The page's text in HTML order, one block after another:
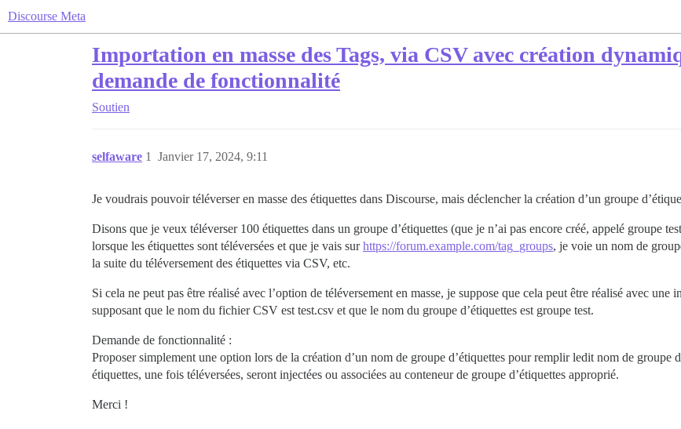
Discourse Meta
Importation en masse des Tags, via CSV avec création
demande de fonctionnalité
Soutien
selfaware Janvier 17, 2024, 9:11
1
Je voudrais pouvoir téléverser en masse des étiquettes dans Discourse, mais déclencher la création d’un groupe
Disons que je veux téléverser 100 étiquettes dans un groupe d’étiquettes (que je n’ai pas encore créé, appelé groupe
lorsque les étiquettes sont téléversées et que je vais surhttps://forum.example.com/tag_groups, je voie un nom de
la suite du téléversement des étiquettes via CSV, etc.
Si cela ne peut pas être réalisé avec l’option de téléversement en masse, je suppose que cela peut être réalisé avec
supposant que le nom du fichier CSV est test.csv et que le nom du groupe d’étiquettes est groupe test.
Demande de fonctionnalité :
Proposer simplement une option lors de la création d’un nom de groupe d’étiquettes pour remplir ledit nom de groupe
étiquettes, une fois téléversées, seront injectées ou associées au conteneur de groupe d’étiquettes approprié.
Merci !